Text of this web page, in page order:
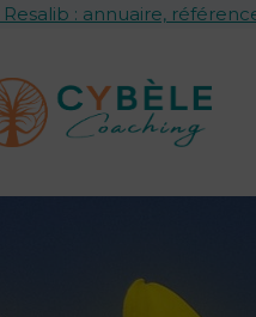
: annuaire,